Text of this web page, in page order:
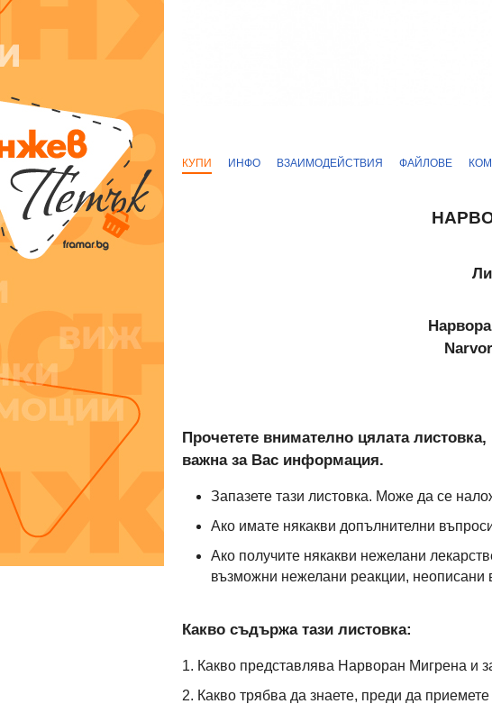
КУПИ ИНФО ВЗАИМОДЕЙСТВИЯ ФАЙЛОВЕ
Прочетете внимателно цялата
важна за Вас информация.
Запазете тази листовка. Може да се
Ако имате някакви допълнителни
Ако получите някакви нежелани
възможни нежелани реакции, неописани
Какво съдържа тази листовка:
1. Какво представлява Нарворан Мигрена и
2. Какво трябва да знаете, преди да